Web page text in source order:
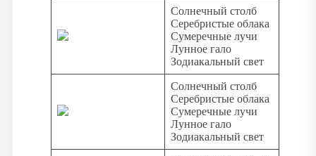
Солнечный столб
Серебристые облака
Сумеречные лучи
Лунное гало
Зодиакальный свет
Солнечный столб
Серебристые облака
Сумеречные лучи
Лунное гало
Зодиакальный свет